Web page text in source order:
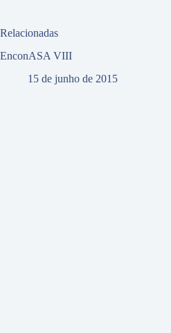
Relacionadas
EnconASA VIII
15 de junho de 2015